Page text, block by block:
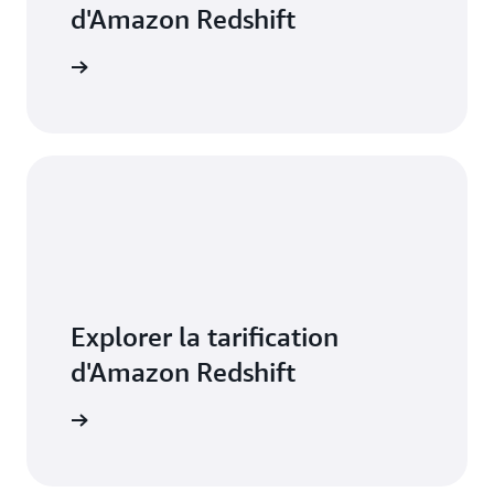
d'Amazon Redshift
Explorer la tarification
d'Amazon Redshift